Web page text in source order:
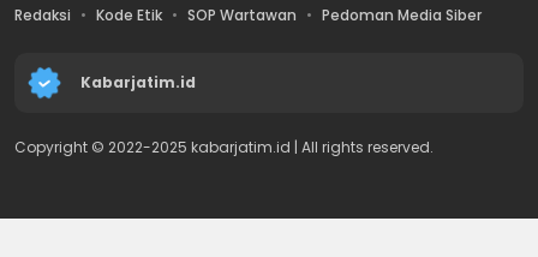
Redaksi Kode Etik SOP Wartawan Pedoman Media Siber
Kabarjatim.id
Copyright © 2022-2025 kabarjatim.id | All rights reserved.